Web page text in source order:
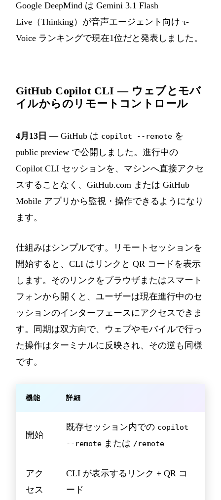
Google DeepMind は Gemini 3.1 Flash
Live（Thinking）が音声エージェント向け τ-
Voice ランキングで現在1位だと発表しました。
GitHub Copilot CLI — ウェブとモバ
イルからのリモートコントロール
4月13日 — GitHub は copilot --remote を
public preview で公開しました。進行中の
Copilot CLI セッションを、マシンへ直接アクセ
スすることなく、GitHub.com または GitHub
Mobile アプリから監視・操作できるようになり
ます。
仕組みはシンプルです。リモートセッションを
開始すると、CLI はリンクと QR コードを表示
します。そのリンクをブラウザまたはスマート
フォンから開くと、ユーザーは現在進行中のセ
ッションのインターフェースにアクセスできま
す。同期は双方向で、ウェブやモバイルで行っ
た操作はターミナルに反映され、その逆も同様
です。
機能 詳細
開始
既存セッション内での copilot
--remote または /remote
アク
セス
CLI が表示するリンク + QR コ
ード